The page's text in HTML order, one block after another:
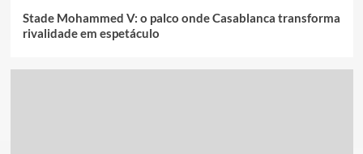
Stade Mohammed V: o palco onde Casablanca transforma
rivalidade em espetáculo